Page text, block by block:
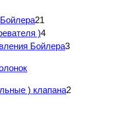
21
)4
Бойлера3
) клапана2